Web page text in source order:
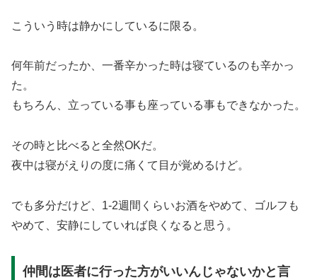
こういう時は静かにしているに限る。
何年前だったか、一番辛かった時は寝ているのも辛かっ
た。
もちろん、立っている事も座っている事もできなかった。
その時と比べると全然OKだ。
夜中は寝がえりの度に痛くて目が覚めるけど。
でも多分だけど、1-2週間くらいお酒をやめて、ゴルフも
やめて、安静にしていれば良くなると思う。
仲間は医者に行った方がいいんじゃないかと言